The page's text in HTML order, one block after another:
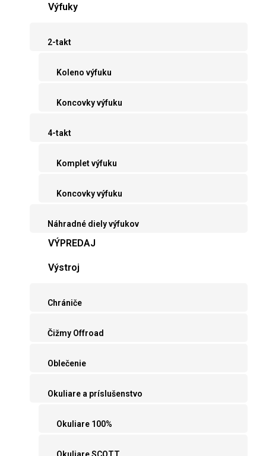
Výfuky
2-takt
Koleno výfuku
Koncovky výfuku
4-takt
Komplet výfuku
Koncovky výfuku
Náhradné diely výfukov
VÝPREDAJ
Výstroj
Chrániče
Čižmy Offroad
Oblečenie
Okuliare a príslušenstvo
Okuliare 100%
Okuliare SCOTT